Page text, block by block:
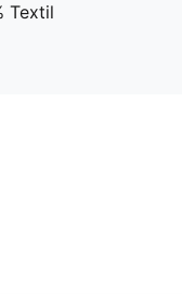
Textil